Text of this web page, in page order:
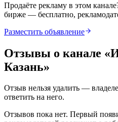
Продаёте рекламу в этом
бирже — бесплатно,
Разместить объявление
Отзывы о канале «
Казань»
Отзыв нельзя удалить —
ответить на него.
Отзывов пока нет. Первый